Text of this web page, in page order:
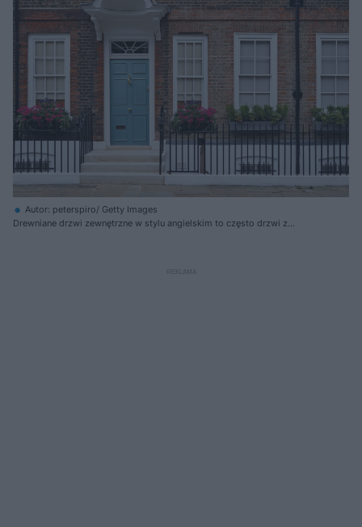
Autor: peterspiro/ Getty Images
Drewniane drzwi zewnętrzne w stylu angielskim to często drzwi z